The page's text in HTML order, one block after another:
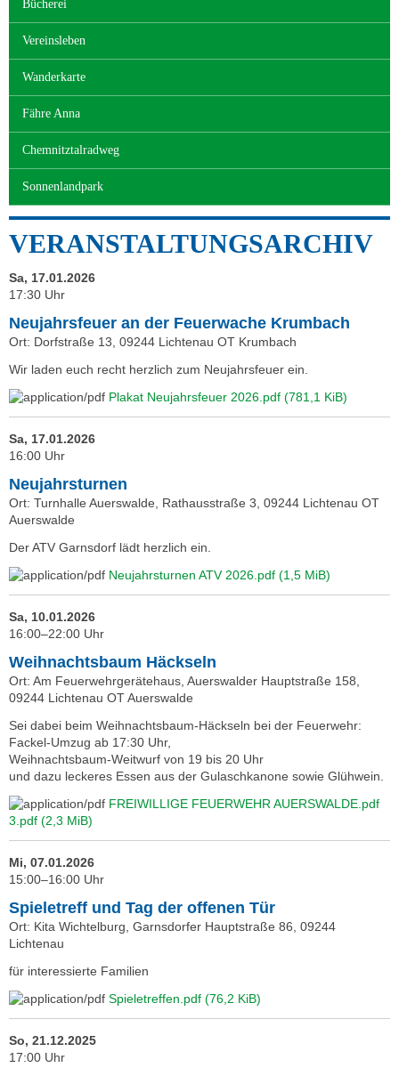
Bücherei
Vereinsleben
Wanderkarte
Fähre Anna
Chemnitztalradweg
Sonnenlandpark
VERANSTALTUNGSARCHIV
Sa, 17.01.2026
17:30 Uhr
Neujahrsfeuer an der Feuerwache Krumbach
Ort: Dorfstraße 13, 09244 Lichtenau OT Krumbach
Wir laden euch recht herzlich zum Neujahrsfeuer ein.
Plakat Neujahrsfeuer 2026.pdf (781,1 KiB)
Sa, 17.01.2026
16:00 Uhr
Neujahrsturnen
Ort: Turnhalle Auerswalde, Rathausstraße 3, 09244 Lichtenau OT
Auerswalde
Der ATV Garnsdorf lädt herzlich ein.
Neujahrsturnen ATV 2026.pdf (1,5 MiB)
Sa, 10.01.2026
16:00–22:00 Uhr
Weihnachtsbaum Häckseln
Ort: Am Feuerwehrgerätehaus, Auerswalder Hauptstraße 158,
09244 Lichtenau OT Auerswalde
Sei dabei beim Weihnachtsbaum-Häckseln bei der Feuerwehr:
Fackel-Umzug ab 17:30 Uhr,
Weihnachtsbaum-Weitwurf von 19 bis 20 Uhr
und dazu leckeres Essen aus der Gulaschkanone sowie Glühwein.
FREIWILLIGE FEUERWEHR AUERSWALDE.pdf
3.pdf (2,3 MiB)
Mi, 07.01.2026
15:00–16:00 Uhr
Spieletreff und Tag der offenen Tür
Ort: Kita Wichtelburg, Garnsdorfer Hauptstraße 86, 09244
Lichtenau
für interessierte Familien
Spieletreffen.pdf (76,2 KiB)
So, 21.12.2025
17:00 Uhr